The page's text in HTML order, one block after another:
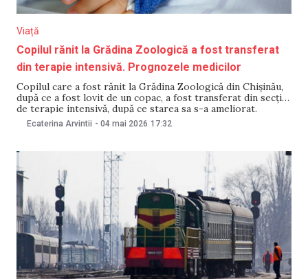
Viață
Copilul rănit la Grădina Zoologică a fost transferat
din terapie intensivă. Prognozele medicilor
Copilul care a fost rănit la Grădina Zoologică din Chișinău,
după ce a fost lovit de un copac, a fost transferat din secția
de terapie intensivă, după ce starea sa s-a ameliorat.
Informația a fost confirmată pentru NewsMaker de
Ecaterina Arvintii - 04 mai 2026 17:32